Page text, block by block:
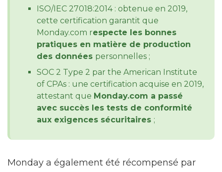
ISO/IEC 27018:2014 : obtenue en 2019,
cette certification garantit que
Monday.com respecte les bonnes
pratiques en matière de production
des données personnelles ;
SOC 2 Type 2 par the American Institute
of CPAs : une certification acquise en 2019,
attestant que Monday.com a passé
avec succès les tests de conformité
aux exigences sécuritaires ;
Monday a également été récompensé par